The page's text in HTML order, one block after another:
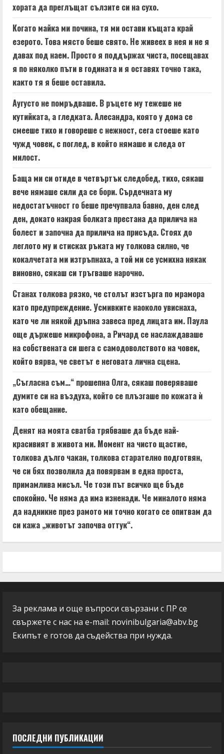
хората да преглъщат сълзите си на сухо.
Когато майка ми почина, тя ми остави къщата край
езерото. Това място беше свято. Не живеех в нея и не я
давах под наем. Просто я поддържах чиста, посещавах
я по няколко пъти в годината и я оставях точно така,
както тя я беше оставила.
Аугусто не помръдваше. В ръцете му тежеше не
кутийката, а гледката. Алесандра, която у дома се
смееше тихо и говореше с нежност, сега стоеше като
чужд човек, с поглед, в който нямаше и следа от
милост.
Баща ми си отиде в четвъртък следобед, тихо, сякаш
вече нямаше сили да се бори. Сърдечната му
недостатъчност го беше пречупвала бавно, ден след
ден, докато накрая болката престана да прилича на
болест и започна да прилича на присъда. Стоях до
леглото му и стисках ръката му толкова силно, че
кокалчетата ми изтръпнаха, а той ми се усмихна някак
виновно, сякаш си тръгваше нарочно.
Станах толкова рязко, че столът изстърга по мрамора
като предупреждение. Усмивките наоколо увиснаха,
като че ли някой дръпна завеса пред лицата им. Паула
още държеше микрофона, а Ричард се наслаждаваше
на собствената си шега с самодоволството на човек,
който вярва, че светът е неговата лична сцена.
„Съгласна съм…“ прошепна Олга, сякаш поверяваше
думите си на въздуха, който се плъзгаше по кожата ѝ
като обещание.
Денят на моята сватба трябваше да бъде най-
красивият в живота ми. Момент на чисто щастие,
толкова дълго чакан, толкова старателно подготвян,
че си бях позволила да повярвам в една проста,
примамлива мисъл. Че този път всичко ще бъде
спокойно. Че няма да има изненади. Че миналото няма
да надникне през рамото ми точно когато се опитвам да
си кажа „животът започва оттук“.
За реклама и още въпроси свързани с ПР се
свържете с нас на e-mail: novinibulgaria@abv.bg
Екипът е готов да съдейства при нужда.
ПОСЛЕДНИ ПУБЛИКАЦИИ